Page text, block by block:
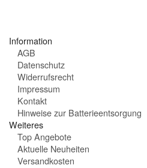
Information
AGB
Datenschutz
Widerrufsrecht
Impressum
Kontakt
Hinweise zur Batterieentsorgung
Weiteres
Top Angebote
Aktuelle Neuheiten
Versandkosten